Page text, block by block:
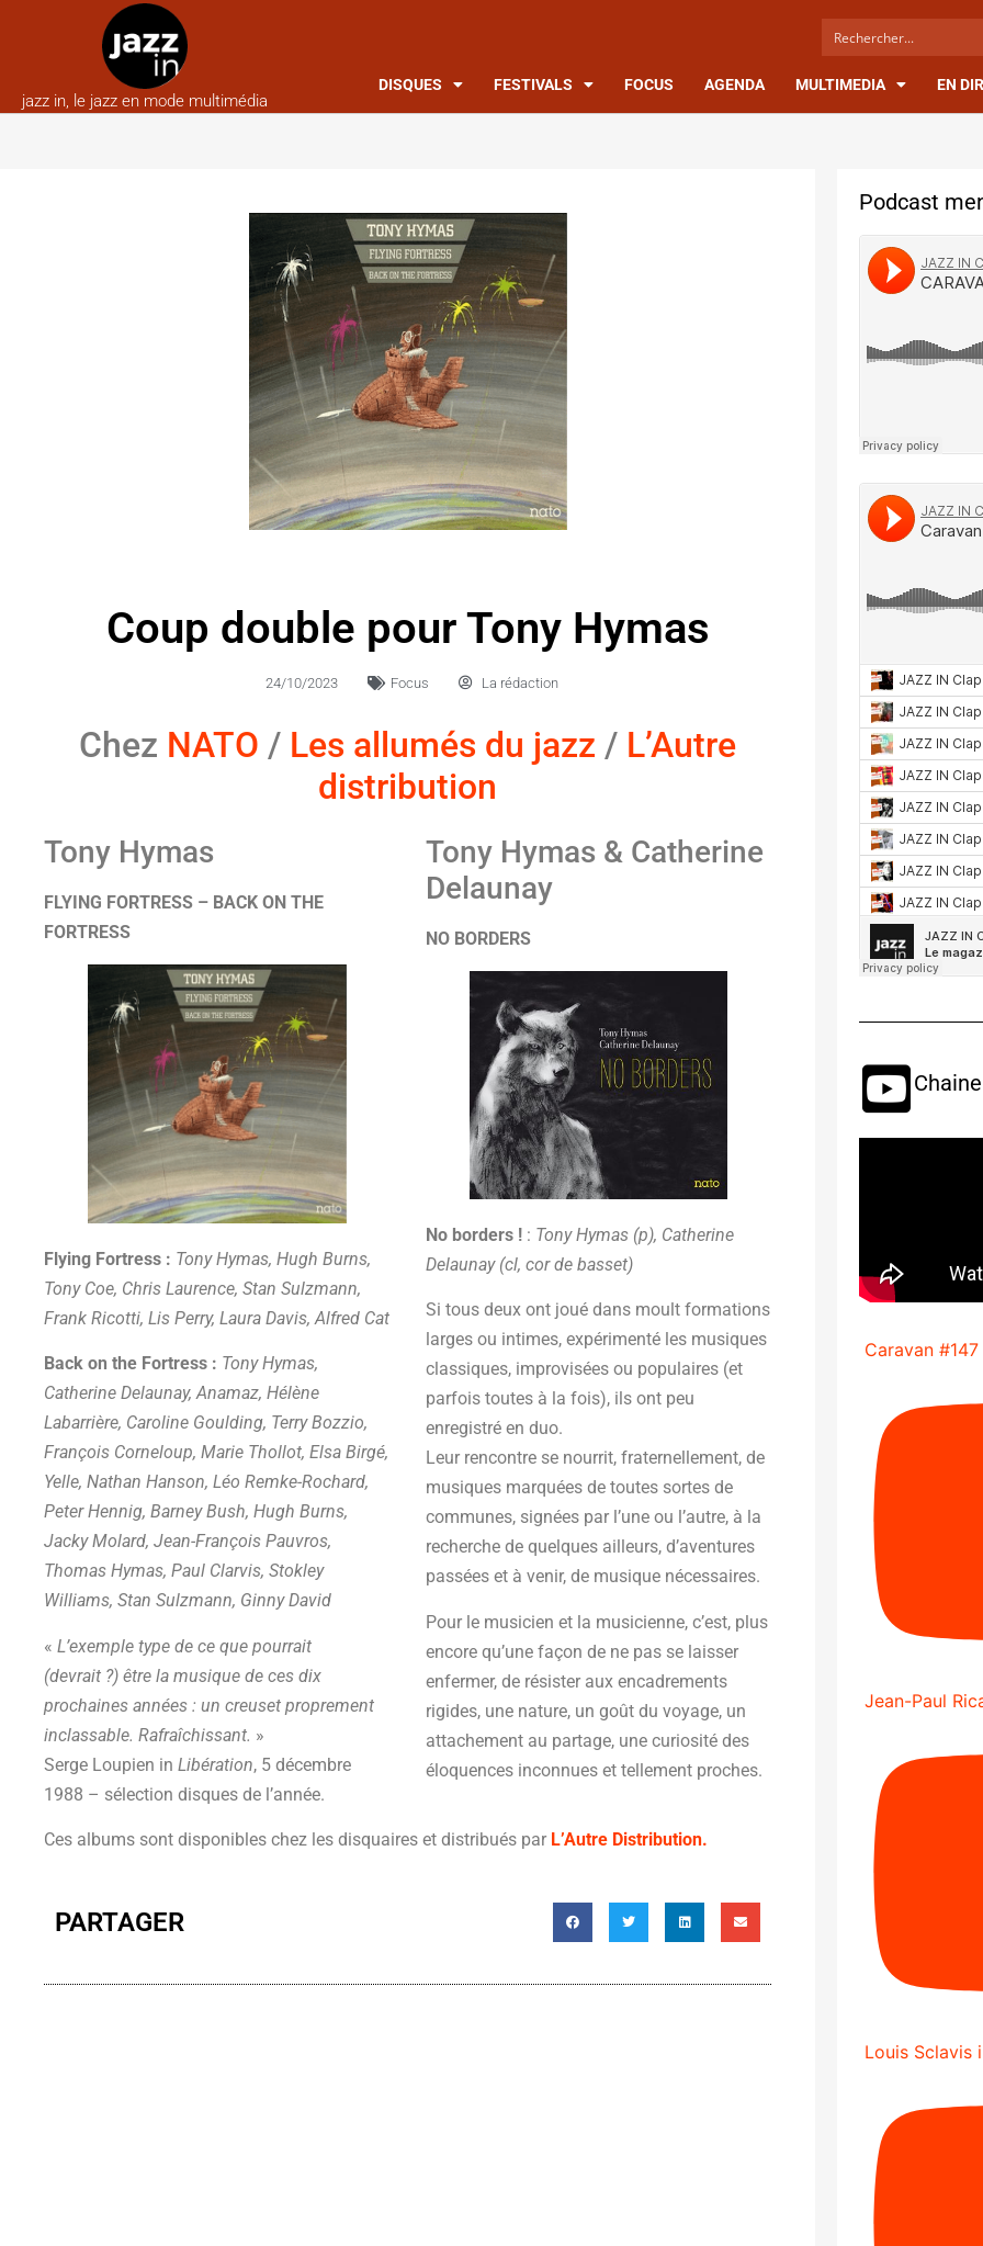
jazz in, le jazz en mode multimédia
DISQUES FESTIVALS FOCUS AGENDA MULTIMEDIA EN
Coup double pour Tony Hymas
24/10/2023 Focus La rédaction
Chez NATO / Les allumés du jazz / L’Autre
distribution
Tony Hymas
FLYING FORTRESS – BACK ON THE
FORTRESS
Flying Fortress : Tony Hymas, Hugh Burns,
Tony Coe, Chris Laurence, Stan Sulzmann,
Frank Ricotti, Lis Perry, Laura Davis, Alfred Cat
Back on the Fortress : Tony Hymas,
Catherine Delaunay, Anamaz, Hélène
Labarrière, Caroline Goulding, Terry Bozzio,
François Corneloup, Marie Thollot, Elsa Birgé,
Yelle, Nathan Hanson, Léo Remke-Rochard,
Peter Hennig, Barney Bush, Hugh Burns,
Jacky Molard, Jean-François Pauvros,
Thomas Hymas, Paul Clarvis, Stokley
Williams, Stan Sulzmann, Ginny David
« L’exemple type de ce que pourrait
(devrait ?) être la musique de ces dix
prochaines années : un creuset proprement
inclassable. Rafraîchissant. »
Serge Loupien in Libération, 5 décembre
1988 – sélection disques de l’année.
Tony Hymas & Catherine
Delaunay
NO BORDERS
No borders !: Tony Hymas (p), Catherine
Delaunay (cl, cor de basset)
Si tous deux ont joué dans moult formations
larges ou intimes, expérimenté les musiques
classiques, improvisées ou populaires (et
parfois toutes à la fois), ils ont peu
enregistré en duo.
Leur rencontre se nourrit, fraternellement, de
musiques marquées de toutes sortes de
communes, signées par l’une ou l’autre, à la
recherche de quelques ailleurs, d’aventures
passées et à venir, de musique nécessaires.
Pour le musicien et la musicienne, c’est, plus
encore qu’une façon de ne pas se laisser
enfermer, de résister aux encadrements
rigides, une nature, un goût du voyage, un
attachement au partage, une curiosité des
éloquences inconnues et tellement proches.
Ces albums sont disponibles chez les disquaires et distribués par L’Autre Distribution.
PARTAGER
Podcast
Caravan #147
Jean-Paul
Louis Sclavis